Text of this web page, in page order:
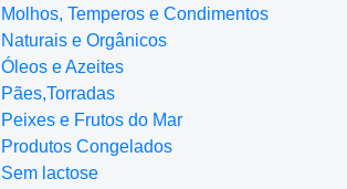
Molhos, Temperos e Condimentos
Naturais e Orgânicos
Óleos e Azeites
Pães,Torradas
Peixes e Frutos do Mar
Produtos Congelados
Sem lactose